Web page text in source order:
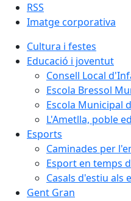
RSS
Imatge corporativa
Cultura i festes
Educació i joventut
Consell Local
Escola Bressol
Escola Municipal
L'Ametlla, poble
Esports
Caminades per
Esport en temps
Casals d'estiu als
Gent Gran